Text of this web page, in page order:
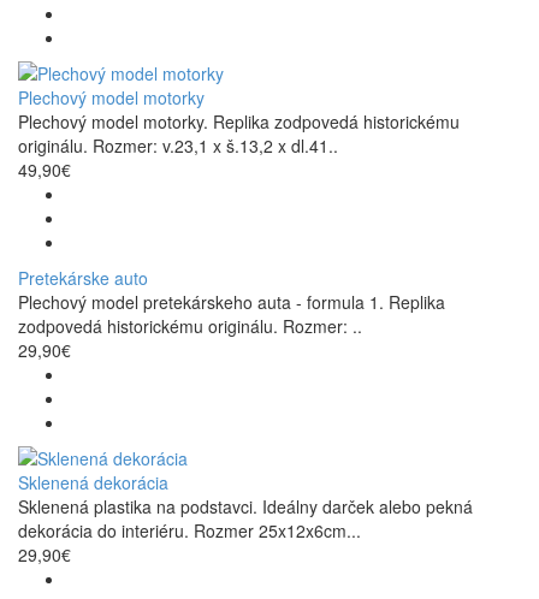
Plechový model motorky
Plechový model motorky. Replika zodpovedá historickému
originálu. Rozmer: v.23,1 x š.13,2 x dl.41..
49,90€
Pretekárske auto
Plechový model pretekárskeho auta - formula 1. Replika
zodpovedá historickému originálu. Rozmer: ..
29,90€
Sklenená dekorácia
Sklenená plastika na podstavci. Ideálny darček alebo pekná
dekorácia do interiéru. Rozmer 25x12x6cm...
29,90€